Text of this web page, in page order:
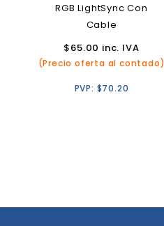
RGB LightSync Con
Cable
$65.00 inc. IVA
(Precio oferta al contado)
PVP: $70.20